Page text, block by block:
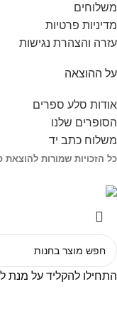
משלוחים
מדיניות פרטיות
עזרה והצהרת נגישות
על ההוצאה
אודות סלע ספרים
הסופרים שלנו
משלוח כתב יד
כל הזכויות שמורות להוצאת
התחילו להקליד על מנת